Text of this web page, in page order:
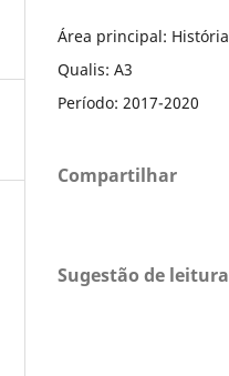
Área principal: História
Qualis: A3
Período: 2017-2020
Compartilhar
Sugestão de leitura